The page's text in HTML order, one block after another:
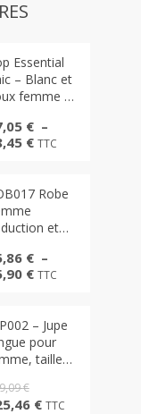
Essential
– Blanc et
femme –
t-shirt
été
pur col
t-shirt
€ –
€Plage
17,05 €
18,45 €
TTC
Robe
et
& Drapé
€ –
€Plage
45,86 €
à
55,90 €
TTC
– Jupe
pour
taille
florale
€
€Le
TTC